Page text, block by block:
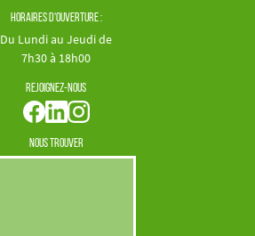
Horaires d'ouverture :
Du Lundi au Jeudi de
7h30 à 18h00
Rejoignez-nous
Nous trouver